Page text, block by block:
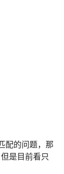
配的问题，那
是目前看只